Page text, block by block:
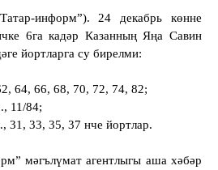
информ”). 24 декабрь көнне
6га кадәр Казанның Яңа Савин
йортларга су бирелми:
64, 66, 68, 70, 72, 74, 82;
11/84;
31, 33, 35, 37 нче йортлар.
мәгълүмат агентлыгы аша хәбәр